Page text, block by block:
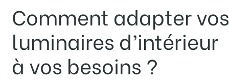
Comment adapter vos
luminaires d’intérieur
à vos besoins ?